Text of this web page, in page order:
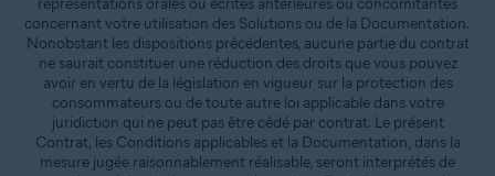
représentations orales ou écrites antérieures ou concomitantes
concernant votre utilisation des Solutions ou de la Documentation.
Nonobstant les dispositions précédentes, aucune partie du contrat
ne saurait constituer une réduction des droits que vous pouvez
avoir en vertu de la législation en vigueur sur la protection des
consommateurs ou de toute autre loi applicable dans votre
juridiction qui ne peut pas être cédé par contrat. Le présent
Contrat, les Conditions applicables et la Documentation, dans la
mesure jugée raisonnablement réalisable, seront interprétés de